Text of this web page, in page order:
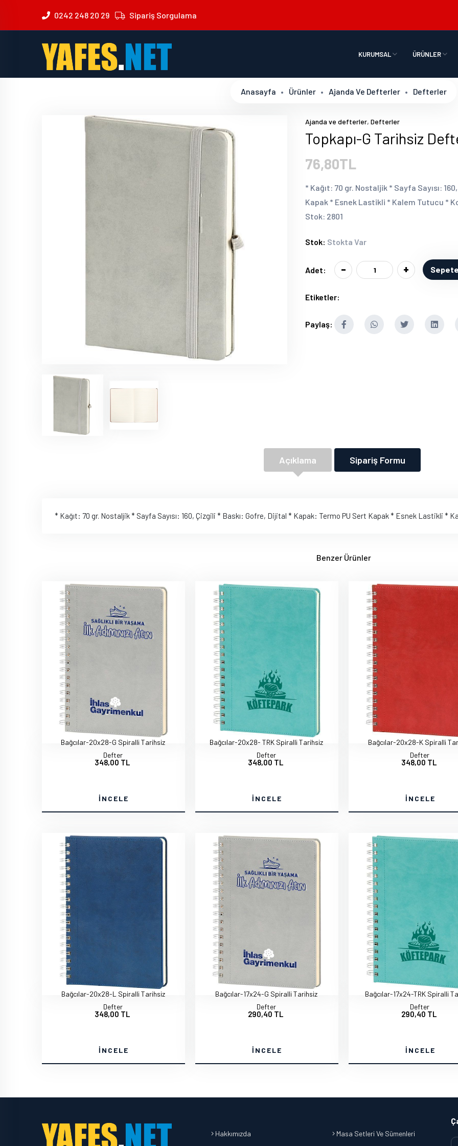
0242 248 20 29 Sipariş Sorgulama
KURUMSAL ÜRÜNLER
Anasayfa Ürünler Ajanda Ve Defterler Defterler
Ajanda ve defterler, Defterler
Topkapı-G Tarihsiz
76,80TL
* Kağıt: 70 gr. Nostaljik * Sayfa Sayısı:
Kapak * Esnek Lastikli * Kalem Tutucu *
Stok: 2801
Stok: Stokta Var
Adet: - +
Etiketler:
Paylaş:
Açıklama Sipariş Formu
* Kağıt: 70 gr. Nostaljik * Sayfa Sayısı: 160, Çizgili * Baskı: Gofre, Dijital * Kapak: Termo PU Sert Kapak * Esnek Lastikli *
Benzer Ürünler
Bağcılar-20x28-G Spiralli Tarihsiz
Defter
348,00 TL
İNCELE
Bağcılar-20x28- TRK Spiralli Tarihsiz
Defter
348,00 TL
İNCELE
Bağcılar-20x28-K Spiralli
Defter
348,00 TL
İNCELE
Bağcılar-20x28-L Spiralli Tarihsiz
Defter
348,00 TL
İNCELE
Bağcılar-17x24-G Spiralli Tarihsiz
Defter
290,40 TL
İNCELE
Bağcılar-17x24-TRK Spiralli
Defter
290,40 TL
İNCELE
Hakkımızda Masa Setleri Ve Sümenleri